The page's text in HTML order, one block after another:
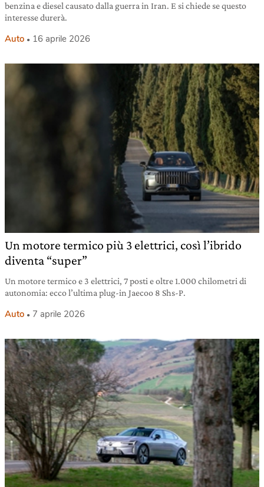
benzina e diesel causato dalla guerra in Iran. E si chiede se questo
interesse durerà.
Auto 16 aprile 2026
Un motore termico più 3 elettrici, così l’ibrido
diventa “super”
Un motore termico e 3 elettrici, 7 posti e oltre 1.000 chilometri di
autonomia: ecco l’ultima plug-in Jaecoo 8 Shs-P.
Auto 7 aprile 2026